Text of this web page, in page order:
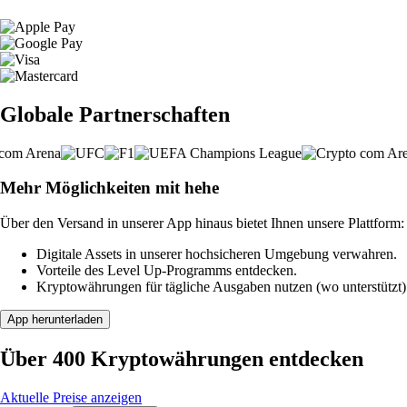
Globale Partnerschaften
Mehr Möglichkeiten mit hehe
Über den Versand in unserer App hinaus bietet Ihnen unsere Plattform:
Digitale Assets in unserer hochsicheren Umgebung verwahren.
Vorteile des Level Up-Programms entdecken.
Kryptowährungen für tägliche Ausgaben nutzen (wo
App herunterladen
Über 400 Kryptowährungen entdecken
Aktuelle Preise anzeigen